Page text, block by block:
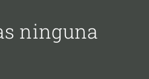
ninguna